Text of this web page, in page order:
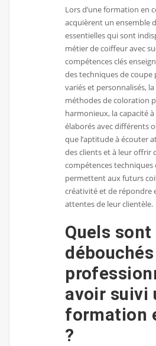
Lors d’une formation en
acquièrent un ensemble
essentielles qui sont
métier de coiffeur avec
compétences clés
des techniques de coupe
variés et personnalisés,
méthodes de coloration
harmonieux, la capacité
élaborés avec différents
que l’aptitude à écouter
des clients et à leur offrir
compétences
permettent aux futurs
créativité et de répondre
attentes de leur clientèle.
Quels sont
débouchés
avoir suivi
formation
?